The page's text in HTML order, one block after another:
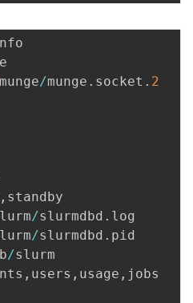
munge/munge . socket . 2
, standby
/slurmdbd . log
/slurmdbd . pid
/slurm
, users , usage , jobs